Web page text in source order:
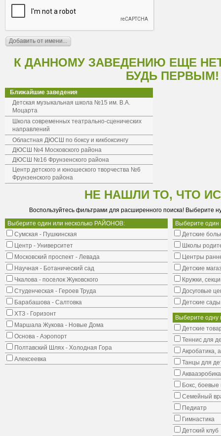
К ДАННОМУ ЗАВЕДЕНИЮ ЕЩЕ
БУДЬ ПЕРВЫМ!
Ближайшие заведения
Детская музыкальная школа №15 им. В.А.
Моцарта
Школа современных театрально-сценических
направлений
Областная ДЮСШ по боксу и кикбоксингу
ДЮСШ №4 Московского района
ДЮСШ №16 Фрунзенского района
Центр детского и юношеского творчества №6
Фрунзенского района
НЕ НАШЛИ ТО, ЧТО
Воспользуйтесь фильтрами для расширенного поиска! Выберите
Выберите один или несколько РАЙОНОВ:
Сумская - Пушкинская
Центр - Университет
Московский проспект - Левада
Научная - Ботанический сад
Чкалова - поселок Жуковского
Студенческая - Героев Труда
Барабашова - Салтовка
ХТЗ - Горизонт
Маршала Жукова - Новые Дома
Основа - Аэропорт
Полтавский Шлях - Холодная Гора
Алексеевка
Выберите
Детские
Школы
Центры
Детские
Кружки,
Досуговые
Детские сады
Выберите одну
Детские
Теннис для
Акробатика,
Танцы для
Бокс, боевые
Семейный
Педиатр
Гимнастика
Детский клуб